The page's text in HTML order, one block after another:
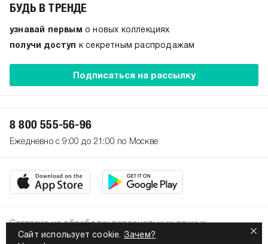
Сайт использует cookie. Зачем?
БУДЬ В ТРЕНДЕ
узнавай первым о новых коллекциях
получи доступ
к секретным распродажам
Подписаться на рассылку
8 800 555-56-96
Ежедневно с 9:00 до 21:00 по Москве
Политика конфиденциальности
Согласие на обработку персональных данных